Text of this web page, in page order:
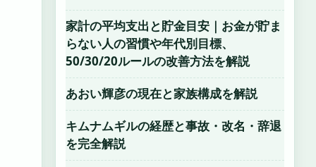
家計の平均支出と貯金目安｜お金が貯ま
らない人の習慣や年代別目標、
50/30/20ルールの改善方法を解説
あおい輝彦の現在と家族構成を解説
キムナムギルの経歴と事故・改名・辞退
を完全解説